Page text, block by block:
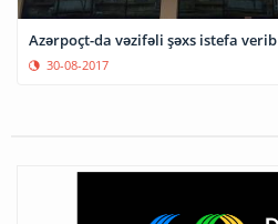
Azərpoçt-da vəzifəli şəxs istefa verib
30-08-2017